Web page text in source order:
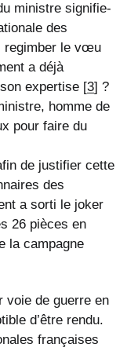
ministre signifie-
des
regimber le vœu
a déjà
expertise [3] ?
homme de
pour faire du
de justifier cette
des
a sorti le joker
26 pièces en
la campagne
voie de guerre en
d’être rendu.
françaises